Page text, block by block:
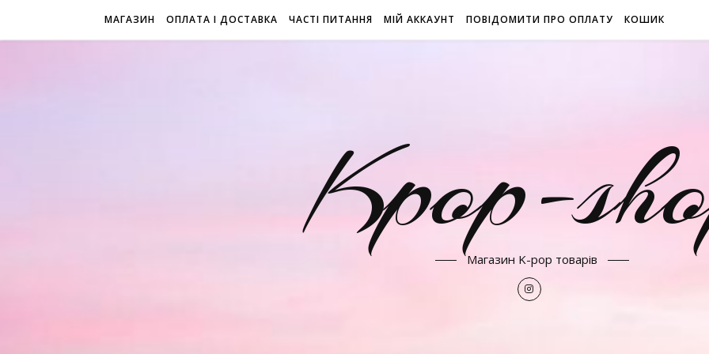
МАГАЗИН ОПЛАТА І ДОСТАВКА ЧАСТІ ПИТАННЯ МІЙ АККАУНТ ПОВІДОМИТИ ПРО ОПЛАТУ КОШИК
Kpop-
Магазин K-pop товарів